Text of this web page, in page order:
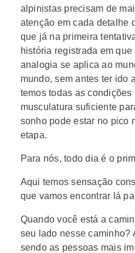
alpinistas precisam de
atenção em cada detalhe
que já na primeira
história registrada em
analogia se aplica ao
mundo, sem antes ter ido
temos todas as
musculatura suficiente
sonho pode estar no pico
etapa.
Para nós, todo dia é o
Aqui temos sensação
que vamos encontrar lá
Quando você está a
seu lado nesse caminho?
sendo as pessoas mais